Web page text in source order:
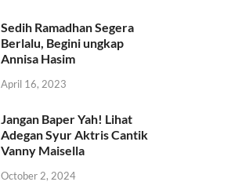
Sedih Ramadhan Segera
Berlalu, Begini ungkap
Annisa Hasim
April 16, 2023
Jangan Baper Yah! Lihat
Adegan Syur Aktris Cantik
Vanny Maisella
October 2, 2024